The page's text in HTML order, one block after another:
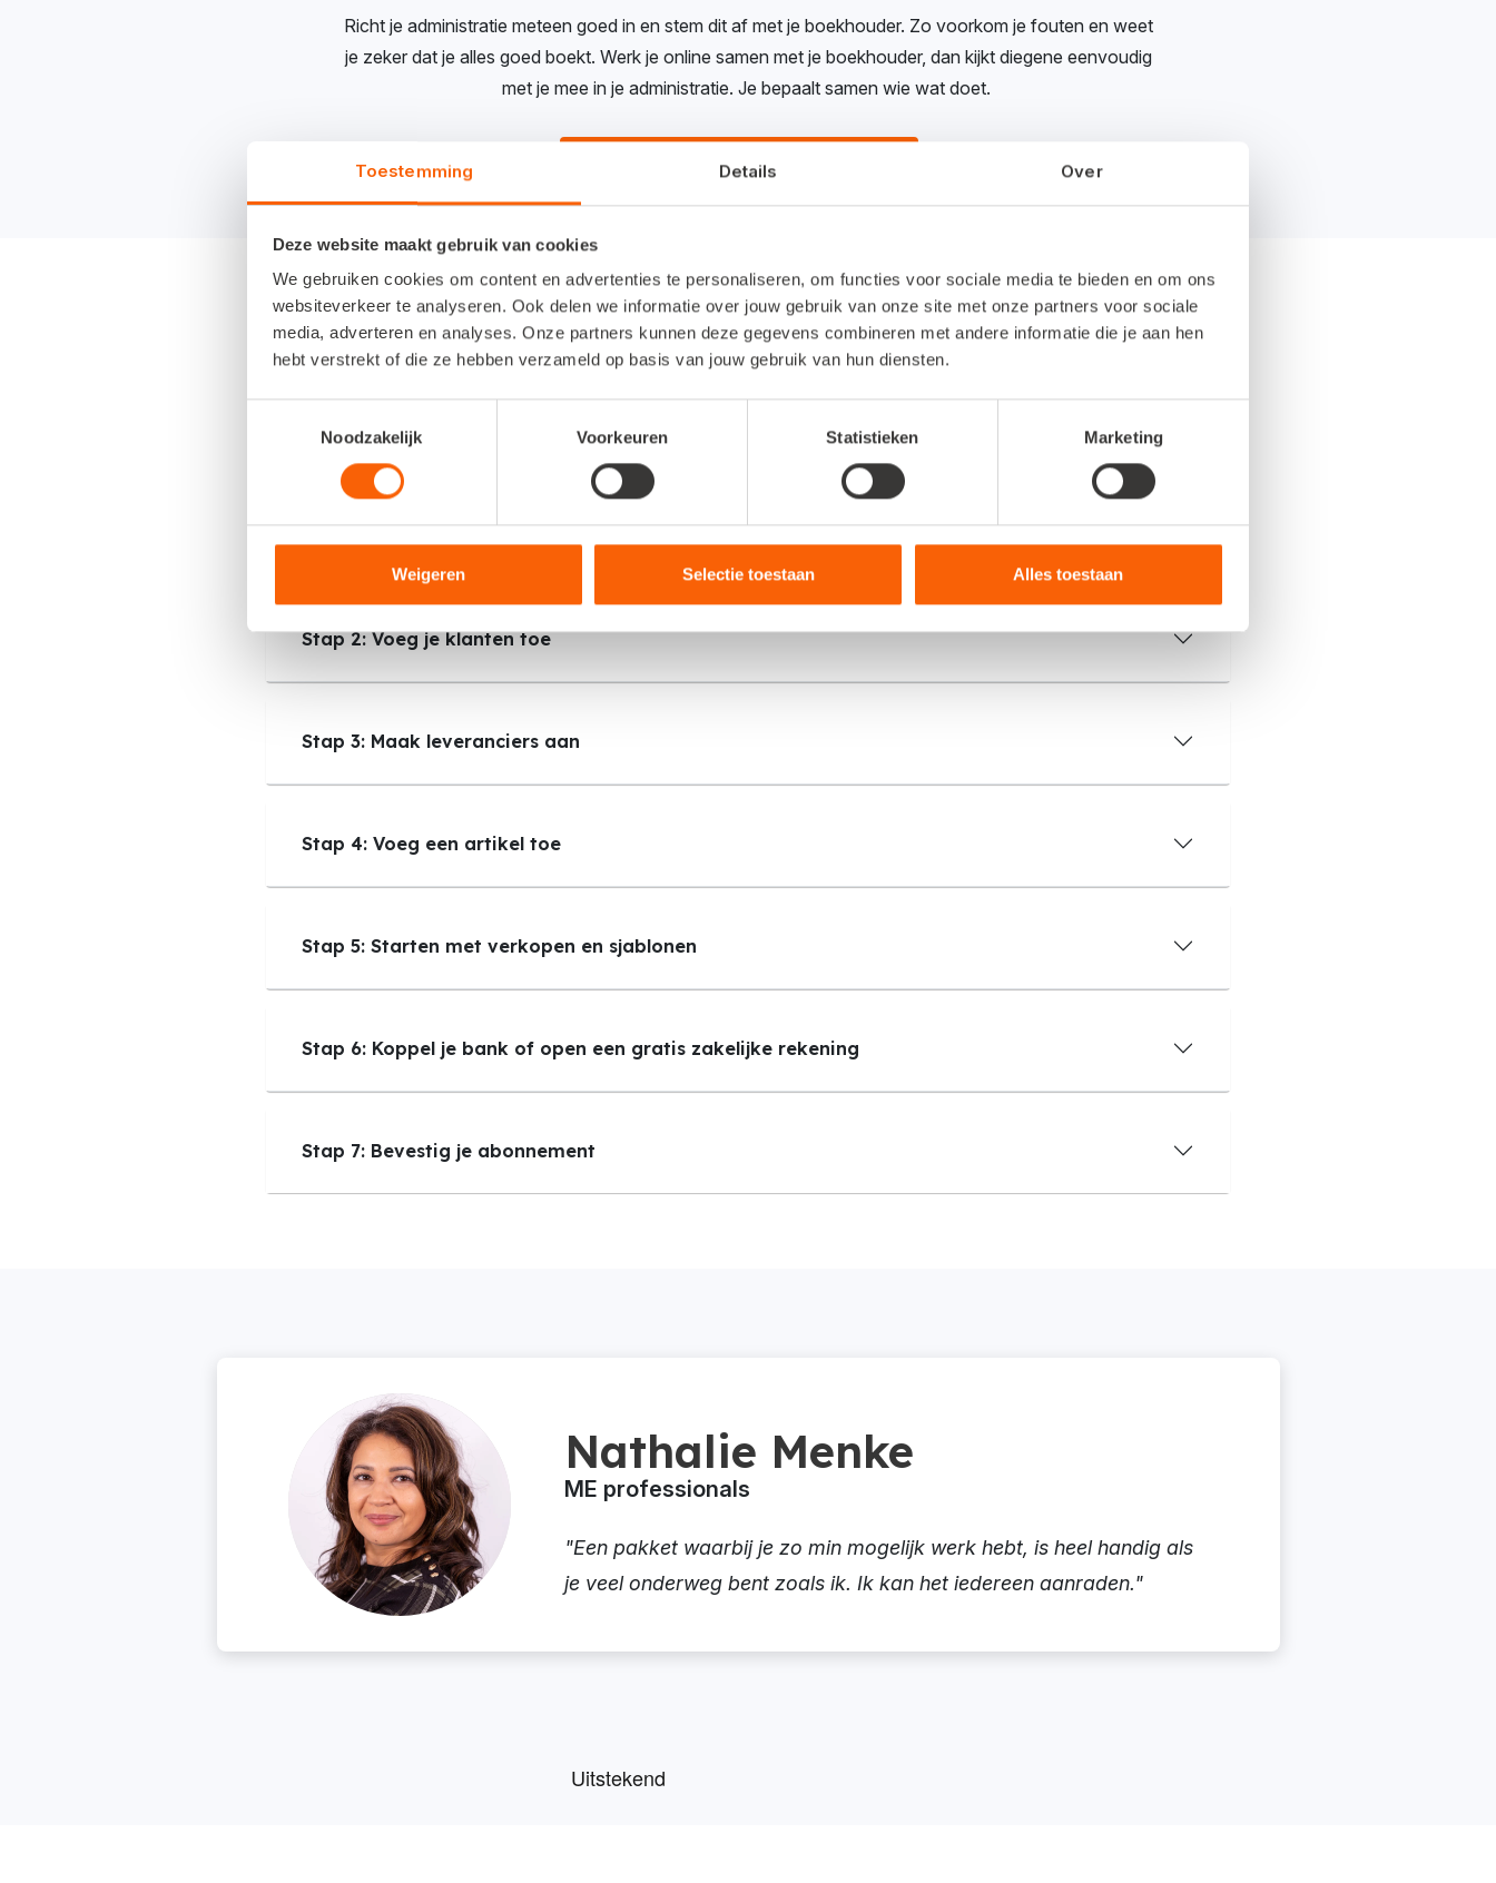
Toestemming Details Over
Deze website maakt gebruik van cookies
We gebruiken cookies om content en advertenties te personaliseren, om functies voor sociale media te bieden en om ons
websiteverkeer te analyseren. Ook delen we informatie over jouw gebruik van onze site met onze partners voor sociale
media, adverteren en analyses. Onze partners kunnen deze gegevens combineren met andere informatie die je aan hen
hebt verstrekt of die ze hebben verzameld op basis van jouw gebruik van hun diensten.
Noodzakelijk
Voorkeuren Statistieken Marketing
Weigeren Selectie toestaan Alles toestaan
Richt je administratie meteen goed in en stem dit af met je boekhouder. Zo voorkom je fouten en weet
je zeker dat je alles goed boekt. Werk je online samen met je boekhouder, dan kijkt diegene eenvoudig
met je mee in je administratie. Je bepaalt samen wie wat doet.
Vind een boekhouder die bij je past
De basis op orde
met de uitgebreide functionaliteiten.
Stap 2: Voeg je klanten toe
Stap 3: Maak leveranciers aan
Stap 4: Voeg een artikel toe
Stap 5: Starten met verkopen en sjablonen
Stap 6: Koppel je bank of open een gratis zakelijke rekening
Stap 7: Bevestig je abonnement
Nathalie Menke
ME professionals
"Een pakket waarbij je zo min mogelijk werk hebt, is heel handig als
je veel onderweg bent zoals ik. Ik kan het iedereen aanraden."